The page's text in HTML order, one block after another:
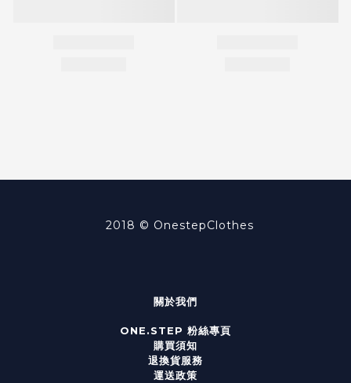
2018 © OnestepClothes
關於我們
ONE.STEP 粉絲專頁
購買須知
退換貨服務
運送政策